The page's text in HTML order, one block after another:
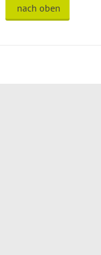
nach oben